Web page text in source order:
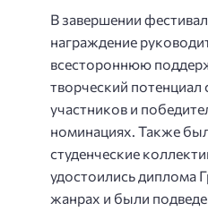
В завершении
награждение
всестороннюю
творческий потенциал
участников и
номинациях. Также
студенческие
удостоились диплома
жанрах и были